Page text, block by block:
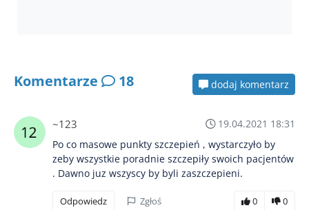
Komentarze 18 dodaj komentarz
~123
19.04.2021 18:31
Po co masowe punkty szczepień , wystarczyło by
zeby wszystkie poradnie szczepiły swoich pacjentów
. Dawno juz wszyscy by byli zaszczepieni.
Odpowiedz Zgłoś 0 0